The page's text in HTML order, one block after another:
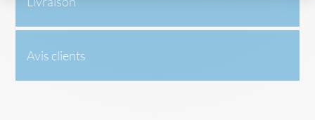
Avis clients